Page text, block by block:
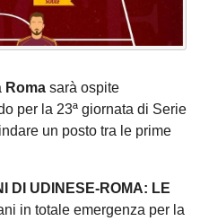
Roma sarà ospite
per la 23ª giornata di Serie
un posto tra le prime
DI UDINESE-ROMA: LE
in totale emergenza per la